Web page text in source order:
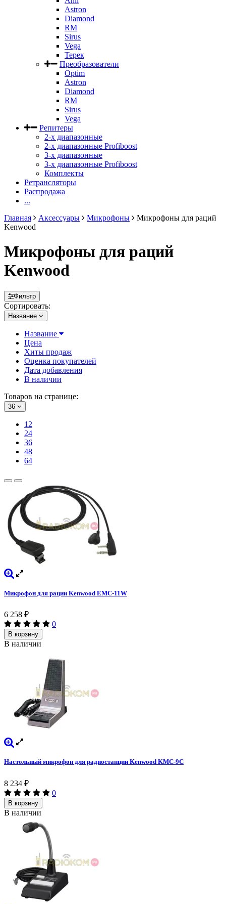
Astron
Diamond
RM
Sirus
Vega
Терек
Преобразователи
Optim
Astron
Diamond
RM
Sirus
Vega
Репитеры
2-х диапазонные
2-х диапазонные Profiboost
3-х диапазонные
3-х диапазонные Profiboost
Комплекты
Ретрансляторы
Распродажа
...
Главная
Аксессуары Микрофоны
Микрофоны для раций
Kenwood
Микрофоны для раций
Kenwood
Фильтр
Сортировать:
Название
Название
Цена
Хиты продаж
Оценка покупателей
Дата добавления
В наличии
Товаров на странице:
36
12
24
36
48
64
Микрофон для рации Kenwood EMC-11W
6 258 ₽
0
В корзину
В наличии
Настольный микрофон для радиостанции Kenwood KMC-9C
8 234 ₽
0
В корзину
В наличии